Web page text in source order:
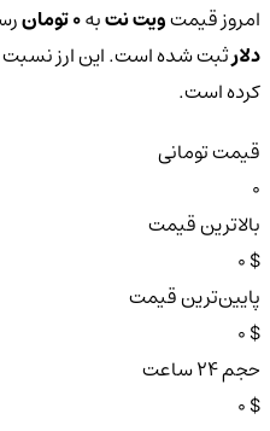
امروز قیمتویت نتبه0 تومان
دلارثبت شده است. این ارز نسبت
کرده است.
قیمت تومانی
بالاترین قیمت
$ 0
پایین‌ترین قیمت
$ 0
حجم ۲۴ ساعت
$ 0